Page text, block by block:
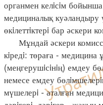
органмен келiсiм
медициналық
өкiлеттiктерi бар әскери
Мұндай әскери
кiредi: төраға -
(меңгерушiсiнiң) емдеу
немесе емдеу
мүшелерi - аталған